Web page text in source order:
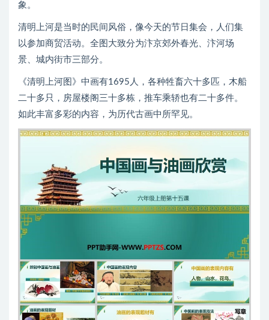
象。
清明上河是当时的民间风俗，像今天的节日集会，人们集
以参加商贸活动。全图大致分为汴京郊外春光、汴河场
景、城内街市三部分。
《清明上河图》中画有1695人，各种牲畜六十多匹，木船
二十多只，房屋楼阁三十多栋，推车乘轿也有二十多件。
如此丰富多彩的内容，为历代古画中所罕见。